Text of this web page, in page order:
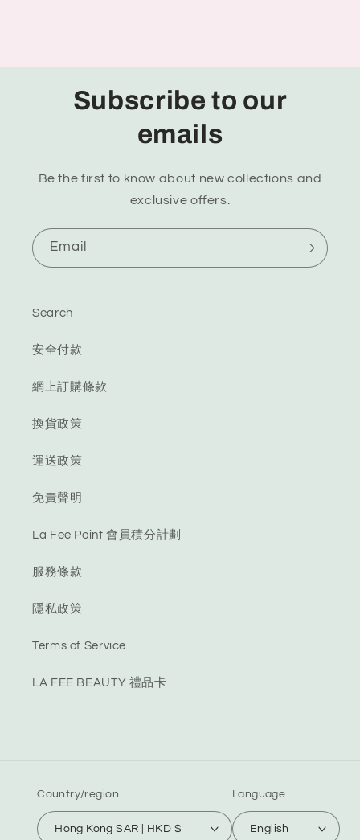
Subscribe to our
emails
Be the first to know about new collections and
exclusive offers.
Email
Search
安全付款
網上訂購條款
換貨政策
運送政策
免責聲明
La Fee Point 會員積分計劃
服務條款
隱私政策
Terms of Service
LA FEE BEAUTY 禮品卡
Country/region
Hong Kong SAR | HKD $
Language
English